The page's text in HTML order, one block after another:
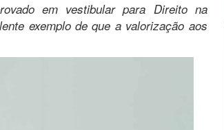
em vestibular para Direito na
exemplo de que a valorização aos